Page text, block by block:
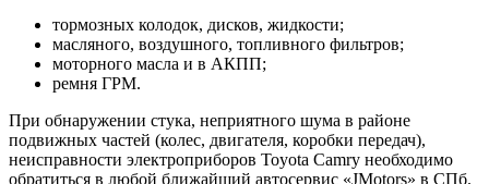
тормозных колодок, дисков, жидкости;
масляного, воздушного, топливного фильтров;
моторного масла и в АКПП;
ремня ГРМ.
При обнаружении стука, неприятного шума в районе
подвижных частей (колес, двигателя, коробки передач),
неисправности электроприборов Toyota Camry необходимо
обратиться в любой ближайший автосервис «JMotors» в СПб.